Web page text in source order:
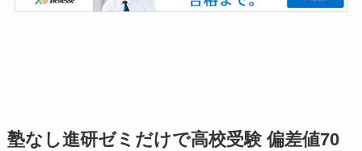
塾なし進研ゼミだけで高校受験 偏差値70